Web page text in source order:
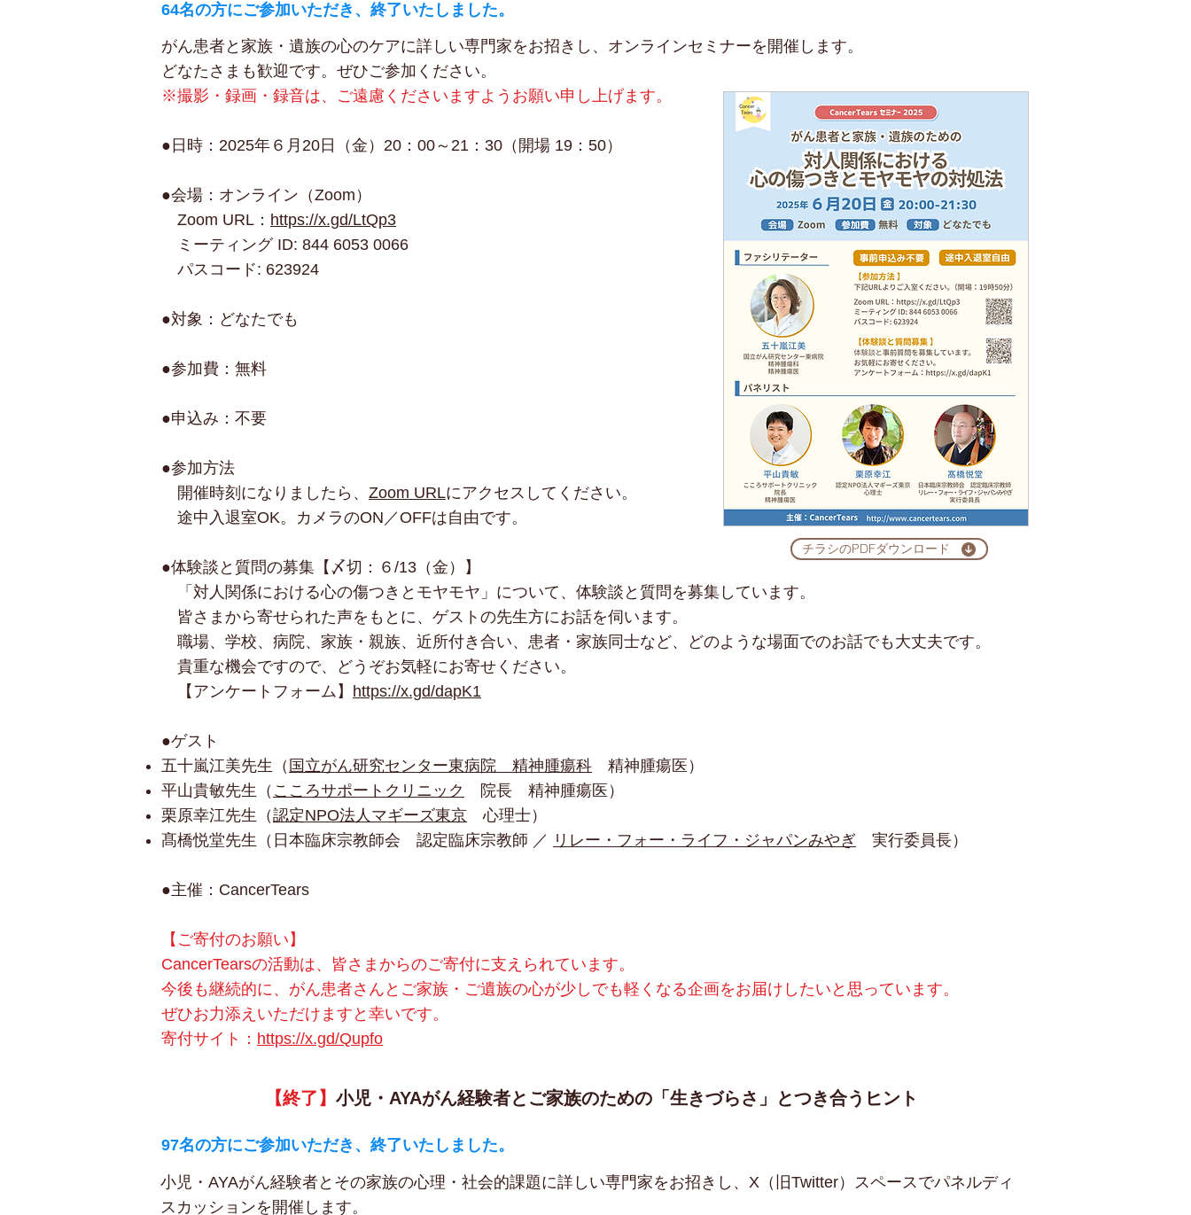
64名の方にご参加いただき、終了いたしました。
がん患者と家族・遺族の心のケアに詳しい専門家をお招きし、オンラインセミナーを開催します。​
どなたさまも歓迎です。ぜひご参加ください。
※撮影・録画・録音は、ご遠慮くださいますようお願い申し上げます。
●日時：2025年６月20日（金）20：00～21：30（開場 19：50）
●会場：オンライン（Zoom）
Zoom URL： https://x.gd/LtQp3
ミーティング ID: 844 6053 0066
パスコード: 623924
●対象：どなたでも
●参加費：無料
●申込み：不要
●参加方法
開催時刻になりましたら、 Zoom URLにアクセスしてください。
途中入退室OK。カメラのON／OFFは自由です。
●体験談と質問の募集【〆切：６/13（金）】
「対人関係における心の傷つきとモヤモヤ」について、体験談と質問を募集しています。
皆さまから寄せられた声をもとに、ゲストの先生方にお話を伺います。
職場、学校、病院、家族・親族、近所付き合い、患者・家族同士など、どのような場面でのお話でも大丈夫です。
貴重な機会ですので、どうぞお気軽にお寄せください。
​ 【アンケートフォーム】 https://x.gd/dapK1
●ゲスト
五十嵐江美先生（ 国立がん研究センター東病院 精神腫瘍科 精神腫瘍医）
平山貴敏先生（ こころサポートクリニック
院長 精神腫瘍医）
栗原幸江先生（認定NPO法人マギーズ東京
心理士）
髙橋悦堂先生（日本臨床宗教師会 認定臨床宗教師 ／ リレー・フォー・ライフ・ジャパンみやぎ 実行委員長）
●主催：CancerTears
【ご寄付のお願い】
CancerTearsの活動は、皆さまからのご寄付に支えられています。
今後も継続的に、がん患者さんとご家族・ご遺族の心が少しでも軽くなる企画をお届けしたいと思っています。
ぜひお力添えいただけますと幸いです。
​寄付サイト： https://x.gd/Qupfo
チラシのPDFダウンロード
【終了】 小児・AYAがん経験者とご家族のための「生きづらさ」とつき合うヒント
97名の方にご参加いただき、終了いたしました。
小児・AYAがん経験者とその家族の心理・社会的課題に詳しい専門家をお招きし、X（旧Twitter）スペースでパネルディ
スカッションを開催します。​